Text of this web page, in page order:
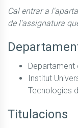
Cal entrar a
de l'assignatura
Departament
Institut
Tecnologies
Titulacions